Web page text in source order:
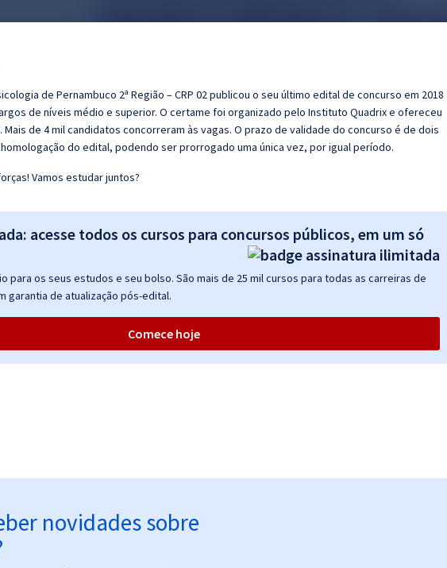
de Pernambuco 2ª Região – CRP 02 publicou o seu último edital de concurso em 2018
de níveis médio e superior. O certame foi organizado pelo Instituto Quadrix e ofereceu
Mais de 4 mil candidatos concorreram às vagas. O prazo de validade do concurso é de dois
do edital, podendo ser prorrogado uma única vez, por igual período.
Vamos estudar juntos?
acesse todos os cursos para concursos públicos, em um só
para os seus estudos e seu bolso. São mais de 25 mil cursos para todas as carreiras de
garantia de atualização pós-edital.
Comece hoje
novidades sobre